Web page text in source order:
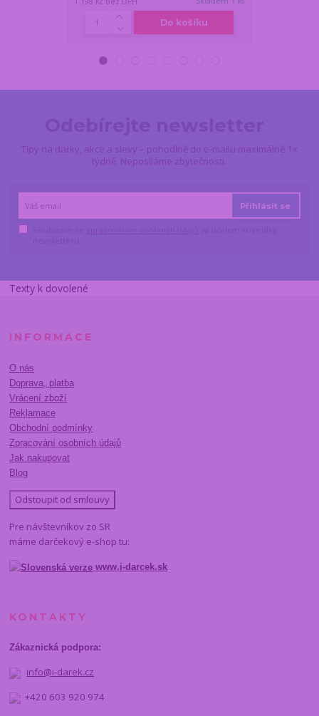
Do košíku
Tipy na dárky, akce a slevy – pohodlně do e-mailu maximálně 1x
týdně. Neposíláme zbytečnosti.
Přihlásit se
Texty k dovolené
INFORMACE
O nás
Doprava, platba
Vrácení zboží
Reklamace
Obchodní podmínky
Zpracování osobních údajů
Jak nakupovat
Blog
Odstoupit od smlouvy
Pre návštevníkov zo SR
máme darčekový e-shop tu:
www.i-darcek.sk
KONTAKTY
Zákaznická podpora:
info@i-darek.cz
+420 603 920 974